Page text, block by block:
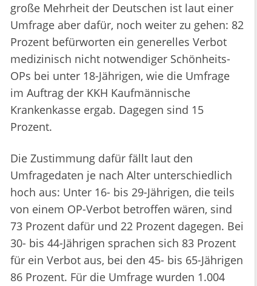
große Mehrheit der Deutschen ist laut einer
Umfrage aber dafür, noch weiter zu gehen: 82
Prozent befürworten ein generelles Verbot
medizinisch nicht notwendiger Schönheits-
OPs bei unter 18-Jährigen, wie die Umfrage
im Auftrag der KKH Kaufmännische
Krankenkasse ergab. Dagegen sind 15
Prozent.
Die Zustimmung dafür fällt laut den
Umfragedaten je nach Alter unterschiedlich
hoch aus: Unter 16- bis 29-Jährigen, die teils
von einem OP-Verbot betroffen wären, sind
73 Prozent dafür und 22 Prozent dagegen. Bei
30- bis 44-Jährigen sprachen sich 83 Prozent
für ein Verbot aus, bei den 45- bis 65-Jährigen
86 Prozent. Für die Umfrage wurden 1.004